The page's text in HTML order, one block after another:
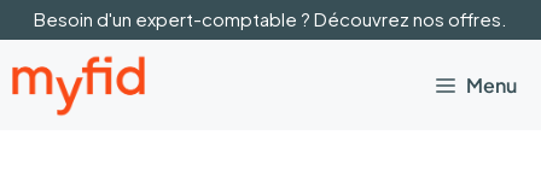
Aller
au
contenu
Besoin d'un expert-comptable ? Découvrez nos offres.
Menu